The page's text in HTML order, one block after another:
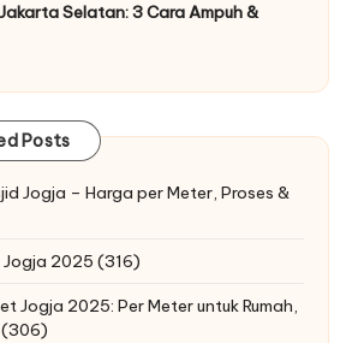
Selatan: 3 Cara Ampuh &
Posts
Jogja – Harga per Meter, Proses &
Jogja 2025 (316)
Jogja 2025: Per Meter untuk Rumah,
(306)